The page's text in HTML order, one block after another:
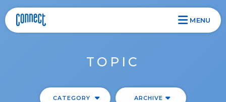
MENU
TOPIC
CATEGORY ARCHIVE